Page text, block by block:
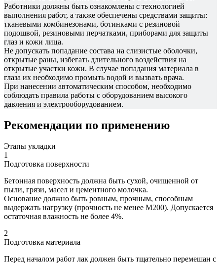
Работники должны быть ознакомлены с технологией
выполнения работ, а также обеспечены средствами защиты:
тканевыми комбинезонами, ботинками с резиновой
подошвой, резиновыми перчатками, приборами для защиты
глаз и кожи лица.
Не допускать попадание состава на слизистые оболочки,
открытые раны, избегать длительного воздействия на
открытые участки кожи. В случае попадания материала в
глаза их необходимо промыть водой и вызвать врача.
При нанесении автоматическим способом, необходимо
соблюдать правила работы с оборудованием высокого
давления и электрооборудованием.
Рекомендации по применению
Этапы укладки
1
Подготовка поверхности
Бетонная поверхность должна быть сухой, очищенной от
пыли, грязи, масел и цементного молочка.
Основание должно быть ровным, прочным, способным
выдержать нагрузку (прочность не менее М200). Допускается
остаточная влажность не более 4%.
2
Подготовка материала
Перед началом работ лак должен быть тщательно перемешан с